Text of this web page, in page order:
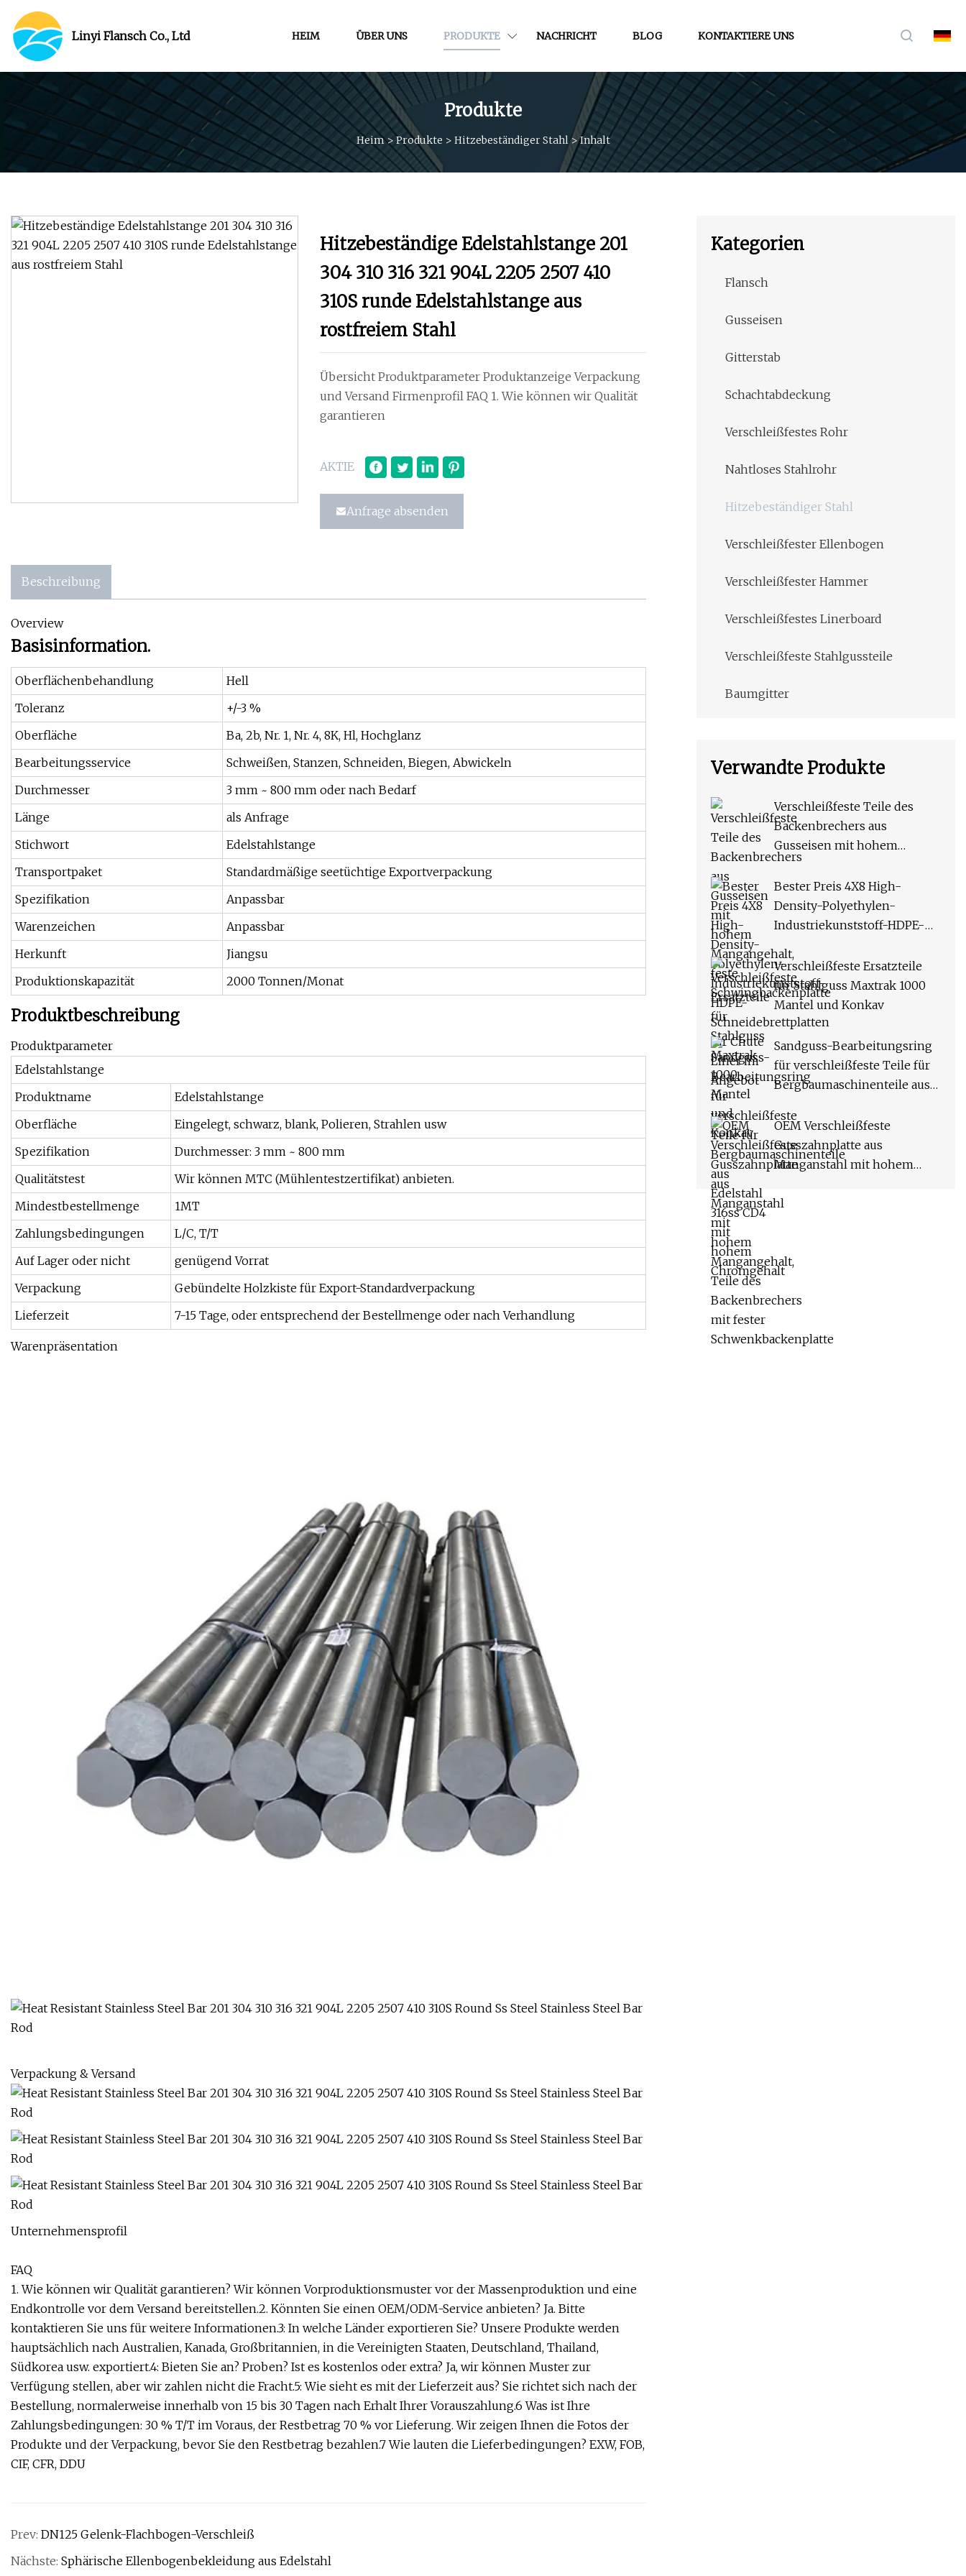
Linyi Flansch Co., Ltd HEIM ÜBER UNS PRODUKTE NACHRICHT BLOG KONTAKTIERE UNS
Produkte
Heim> Produkte > Hitzebeständiger Stahl >Inhalt
Hitzebeständige Edelstahlstange 201
304 310 316 321 904L 2205 2507 410
310S runde Edelstahlstange aus
rostfreiem Stahl
Übersicht Produktparameter Produktanzeige Verpackung
und Versand Firmenprofil FAQ 1. Wie können wir Qualität
garantieren
AKTIE
Anfrage absenden
Beschreibung
Overview
Basisinformation.
Oberflächenbehandlung
Hell
Toleranz
+/-3 %
Oberfläche
Ba, 2b, Nr. 1, Nr. 4, 8K, Hl, Hochglanz
Bearbeitungsservice
Schweißen, Stanzen, Schneiden, Biegen, Abwickeln
Durchmesser
3 mm ~ 800 mm oder nach Bedarf
Länge
als Anfrage
Stichwort
Edelstahlstange
Transportpaket
Standardmäßige seetüchtige Exportverpackung
Spezifikation
Anpassbar
Warenzeichen
Anpassbar
Herkunft
Jiangsu
Produktionskapazität
2000 Tonnen/Monat
Produktbeschreibung
Produktparameter
Edelstahlstange
Produktname
Edelstahlstange
Oberfläche
Eingelegt, schwarz, blank, Polieren, Strahlen usw
Spezifikation
Durchmesser: 3 mm ~ 800 mm
Qualitätstest
Wir können MTC (Mühlentestzertifikat) anbieten.
Mindestbestellmenge
1MT
Zahlungsbedingungen
L/C, T/T
Auf Lager oder nicht
genügend Vorrat
Verpackung
Gebündelte Holzkiste für Export-Standardverpackung
Lieferzeit
7-15 Tage, oder entsprechend der Bestellmenge oder nach Verhandlung
Warenpräsentation
Verpackung & Versand
Unternehmensprofil
FAQ
1. Wie können wir Qualität garantieren? Wir können Vorproduktionsmuster vor der Massenproduktion und eine
Endkontrolle vor dem Versand bereitstellen.2. Könnten Sie einen OEM/ODM-Service anbieten? Ja. Bitte
kontaktieren Sie uns für weitere Informationen.3: In welche Länder exportieren Sie? Unsere Produkte werden
hauptsächlich nach Australien, Kanada, Großbritannien, in die Vereinigten Staaten, Deutschland, Thailand,
Südkorea usw. exportiert.4: Bieten Sie an? Proben? Ist es kostenlos oder extra? Ja, wir können Muster zur
Verfügung stellen, aber wir zahlen nicht die Fracht.5: Wie sieht es mit der Lieferzeit aus? Sie richtet sich nach der
Bestellung, normalerweise innerhalb von 15 bis 30 Tagen nach Erhalt Ihrer Vorauszahlung.6 Was ist Ihre
Zahlungsbedingungen: 30 % T/T im Voraus, der Restbetrag 70 % vor Lieferung. Wir zeigen Ihnen die Fotos der
Produkte und der Verpackung, bevor Sie den Restbetrag bezahlen.7 Wie lauten die Lieferbedingungen? EXW, FOB,
CIF, CFR, DDU
Prev: DN125 Gelenk-Flachbogen-Verschleiß
Nächste: Sphärische Ellenbogenbekleidung aus Edelstahl
Kategorien
Flansch
Gusseisen
Gitterstab
Schachtabdeckung
Verschleißfestes Rohr
Nahtloses Stahlrohr
Hitzebeständiger Stahl
Verschleißfester Ellenbogen
Verschleißfester Hammer
Verschleißfestes Linerboard
Verschleißfeste Stahlgussteile
Baumgitter
Verwandte Produkte
Verschleißfeste Teile des
Backenbrechers aus
Gusseisen mit hohem
Mangangehalt, feste
Schwingbackenplatte
Bester Preis 4X8 High-
Density-Polyethylen-
Industriekunststoff-HDPE-
Chute Liner im Angebot
Verschleißfeste Ersatzteile
für Stahlguss Maxtrak 1000
Mantel und Konkav
Sandguss-Bearbeitungsring
für verschleißfeste Teile für
Bergbaumaschinenteile aus
hohem Chromgehalt
OEM Verschleißfeste
Gusszahnplatte aus
Manganstahl mit hohem
Backenbrechers mit fester